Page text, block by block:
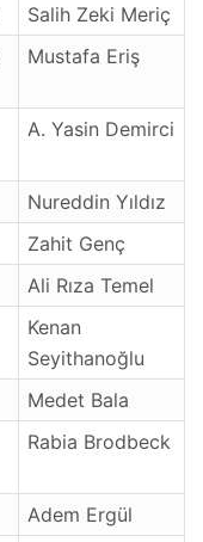
Salih Zeki Meriç
Mustafa Eriş
A. Yasin Demirci
Nureddin Yıldız
Zahit Genç
Ali Rıza Temel
Kenan
Seyithanoğlu
Medet Bala
Rabia Brodbeck
Adem Ergül